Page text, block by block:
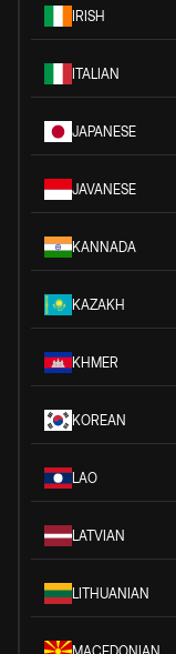
IRISH
ITALIAN
JAPANESE
JAVANESE
KANNADA
KAZAKH
KHMER
KOREAN
LAO
LATVIAN
LITHUANIAN